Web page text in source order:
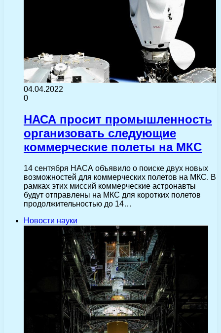
04.04.2022
0
НАСА просит промышленность
организовать следующие
коммерческие полеты на МКС
14 сентября НАСА объявило о поиске двух новых
возможностей для коммерческих полетов на МКС. В
рамках этих миссий коммерческие астронавты
будут отправлены на МКС для коротких полетов
продолжительностью до 14…
Новости науки